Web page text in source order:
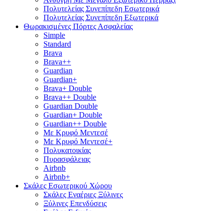
Πολυτελείας Συνεπίπεδη Εσωτερικά
Πολυτελείας Συνεπίπεδη Εξωτερικά
Θωρακισμένες Πόρτες Ασφαλείας
Simple
Standard
Brava
Brava++
Guardian
Guardian+
Brava+ Double
Brava++ Double
Guardian Double
Guardian+ Double
Guardian++ Double
Με Κρυφό Μεντεσέ
Με Κρυφό Μεντεσέ+
Πολυκατοικίας
Πυρασφάλειας
Airbnb
Airbnb+
Σκάλες Εσωτερικού Χώρου
Σκάλες Εναέριες Ξύλινες
Ξύλινες Επενδύσεις